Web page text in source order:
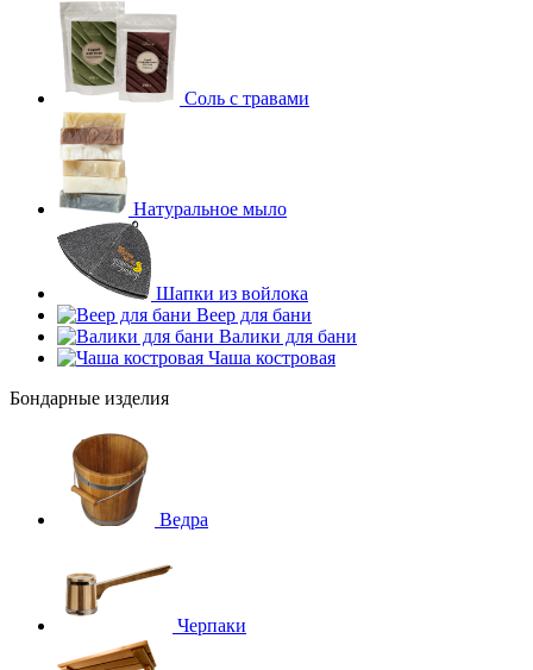
Соль с травами
Натуральное мыло
Шапки из войлока
Веер для бани
Валики для бани
Чаша костровая
Бондарные изделия
Ведра
Черпаки